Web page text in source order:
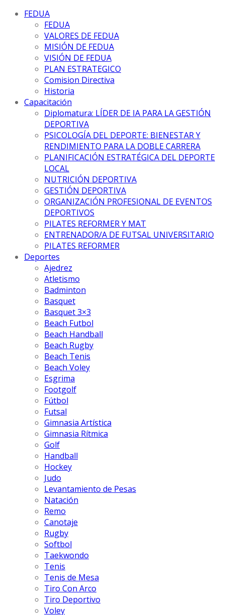
FEDUA
FEDUA
VALORES DE FEDUA
MISIÓN DE FEDUA
VISIÓN DE FEDUA
PLAN ESTRATEGICO
Comision Directiva
Historia
Capacitación
Diplomatura: LÍDER DE IA PARA LA GESTIÓN
DEPORTIVA
PSICOLOGÍA DEL DEPORTE: BIENESTAR Y
RENDIMIENTO PARA LA DOBLE CARRERA
PLANIFICACIÓN ESTRATÉGICA DEL DEPORTE
LOCAL
NUTRICIÓN DEPORTIVA
GESTIÓN DEPORTIVA
ORGANIZACIÓN PROFESIONAL DE EVENTOS
DEPORTIVOS
PILATES REFORMER Y MAT
ENTRENADOR/A DE FUTSAL UNIVERSITARIO
PILATES REFORMER
Deportes
Ajedrez
Atletismo
Badminton
Basquet
Basquet 3×3
Beach Futbol
Beach Handball
Beach Rugby
Beach Tenis
Beach Voley
Esgrima
Footgolf
Fútbol
Futsal
Gimnasia Artística
Gimnasia Rítmica
Golf
Handball
Hockey
Judo
Levantamiento de Pesas
Natación
Remo
Canotaje
Rugby
Softbol
Taekwondo
Tenis
Tenis de Mesa
Tiro Con Arco
Tiro Deportivo
Voley